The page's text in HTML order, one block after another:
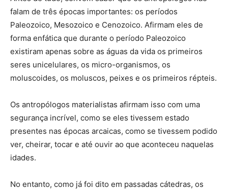
falam de três épocas importantes: os períodos
Paleozoico, Mesozoico e Cenozoico. Afirmam eles de
forma enfática que durante o período Paleozoico
existiram apenas sobre as águas da vida os primeiros
seres unicelulares, os micro-organismos, os
moluscoides, os moluscos, peixes e os primeiros répteis.
Os antropólogos materialistas afirmam isso com uma
segurança incrível, como se eles tivessem estado
presentes nas épocas arcaicas, como se tivessem podido
ver, cheirar, tocar e até ouvir ao que aconteceu naquelas
idades.
No entanto, como já foi dito em passadas cátedras, os